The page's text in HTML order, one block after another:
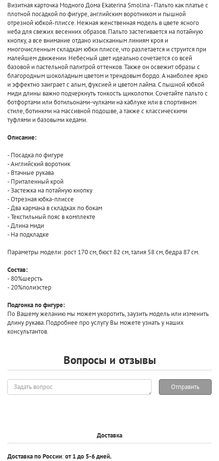
Визитная карточка Модного Дома Ekaterina Smolina - Пальто как платье с
плотной посадкой по фигуре, английским воротником и пышной
отрезной юбкой-плиссе. Нежная женственная модель в цвете ясного
неба для свежих весенних образов. Пальто застегивается на потайную
кнопку, а все внимание отдано изысканным линиям кроя и
многочисленным складкам юбки плиссе, что разлетается и струится при
малейшем движении. Небесный цвет идеально сочетается со всей
базовой и пастельной палитрой оттенков. Также он освежит образы с
благородным шоколадным цветом и трендовым бордо. А наиболее ярко
и эффектно заиграет с алым, фуксией и цветом лайма. С пышной юбкой
миди длины важно подчеркнуть тонкость щиколотки. Сочетайте пальто с
ботфортами или ботильонами-чулками на каблуке или в спортивном
стиле, ботинкми на массивной подошве, а также с классическими
туфлями и базовыми кедами.
Описание:
- Посадка по фигуре
- Английский воротник
- Втачные рукава
- Приталенный крой
- Застежка на потайную кнопку
- Отрезная юбка-плиссе
- Два кармана в складках по бокам
- Текстильный пояс в комплекте
- Длина миди
- На подкладке
Параметры модели: рост 170 см, бюст 82 см, талия 58 см, бедра 87 см.
Состав:
- 80%шерсть
- 20%полиэстер
Подгонка по фигуре:
По Вашему желанию мы можем укоротить, заузить модель или изменить
длину рукава. Подробнее про услугу Вы можете узнать у наших
консультантов.
Вопросы и отзывы
Задать
вопрос
Отправить
Доставка
Доставка по России:от 1 до 5-6 дней.